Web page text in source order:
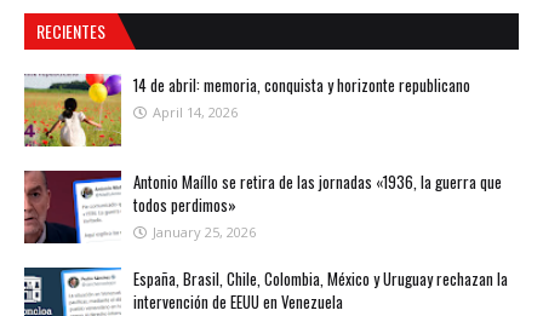
RECIENTES
14 de abril: memoria, conquista y horizonte republicano
April 14, 2026
Antonio Maíllo se retira de las jornadas «1936, la guerra que
todos perdimos»
January 25, 2026
España, Brasil, Chile, Colombia, México y Uruguay rechazan la
intervención de EEUU en Venezuela